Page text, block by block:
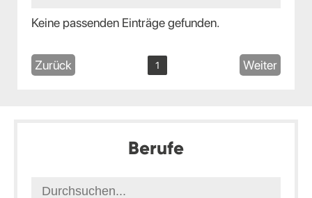
Keine passenden Einträge gefunden.
Zurück 1 Weiter
Berufe